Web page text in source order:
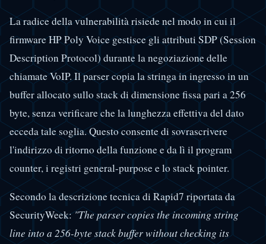
La radice della vulnerabilità risiede nel modo in cui il
firmware HP Poly Voice gestisce gli attributi SDP (Session
Description Protocol) durante la negoziazione delle
chiamate VoIP. Il parser copia la stringa in ingresso in un
buffer allocato sullo stack di dimensione fissa pari a 256
byte, senza verificare che la lunghezza effettiva del dato
ecceda tale soglia. Questo consente di sovrascrivere
l'indirizzo di ritorno della funzione e da lì il program
counter, i registri general-purpose e lo stack pointer.
Secondo la descrizione tecnica di Rapid7 riportata da
SecurityWeek:"The parser copies the incoming string
line into a 256-byte stack buffer without checking its